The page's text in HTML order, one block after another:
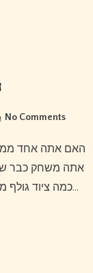
No Comments
האם אתה אחד ממיליוני האנשים שנהנים לשחק גולף מקורה?אם
אתה משחק כבר
כמה ציוד גולף מקורה שאתה צריך להיות בטוח שיש לך.אתה…